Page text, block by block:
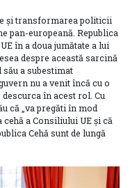
și transformarea politicii
pan-europeană. Republica
în a doua jumătate a lui
despre această sarcină
a subestimat
nu a venit încă cu o
în acest rol. Cu
că „va pregăti în mod
a Consiliului UE și că
Cehă sunt de lungă